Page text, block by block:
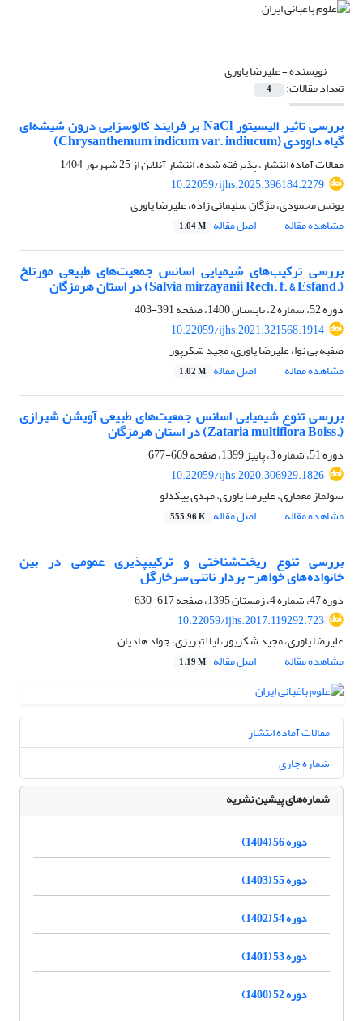
نویسنده =علیرضا یاوری
تعداد مقالات: 4
بررسی تاثیر الیسیتور NaCl بر فرایند کالوس‎زایی درون شیشه‌ای
گیاه داوودی (Chrysanthemum indicum var. indiucum)
مقالات آماده انتشار، پذیرفته شده، انتشار آنلاین از25 شهریور 1404
10.22059/ijhs.2025.396184.2279
یونس محمودی، مژگان سلیمانی زاده، علیرضا یاوری
مشاهده مقاله
اصل مقاله 1.04 M
بررسی ترکیب‌های شیمیایی اسانس جمعیت‌های طبیعی مورتلخ
‏‏(‏Salvia mirzayanii Rech. f. & Esfand.‎‏) در استان هرمزگان
دوره 52، شماره 2، تابستان 1400، صفحه
391-403
10.22059/ijhs.2021.321568.1914
صفیه بی نوا، علیرضا یاوری، مجید شکرپور
مشاهده مقاله
اصل مقاله 1.02 M
بررسی تنوع شیمیایی اسانس جمعیت‌های طبیعی آویشن شیرازی
(‏Zataria multiflora Boiss.‎‏) در ‏استان هرمزگان
دوره 51، شماره 3، پاییز 1399، صفحه
669-677
10.22059/ijhs.2020.306929.1826
سولماز معماری، علیرضا یاوری، مهدی بیکدلو
مشاهده مقاله
اصل مقاله 555.96 K
بررسی تنوع ریخت‌شناختی و ترکیب‎پذیری عمومی در بین
خانواده‌های خواهر- بردار ناتنی سرخارگل
دوره 47، شماره 4، زمستان 1395، صفحه
617-630
10.22059/ijhs.2017.119292.723
علیرضا یاوری، مجید شکرپور، لیلا تبریزی، جواد هادیان
مشاهده مقاله
اصل مقاله 1.19 M
مقالات آماده انتشار
شماره جاری
شماره‌های پیشین نشریه
دوره 56 (1404)
دوره 55 (1403)
دوره 54 (1402)
دوره 53 (1401)
دوره 52 (1400)